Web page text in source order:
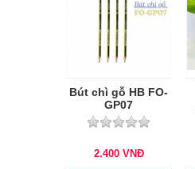
Bút chì gỗ HB FO-
GP07
2.400 VNĐ